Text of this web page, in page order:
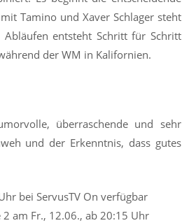
Tamino und Xaver Schlager steht
entsteht Schritt für Schritt
der WM in Kalifornien.
überraschende und sehr
und der Erkenntnis, dass gutes
bei ServusTV On verfügbar
2 am Fr., 12.06., ab 20:15 Uhr